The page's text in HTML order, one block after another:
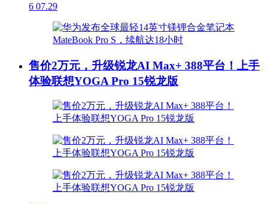
6 07.29
售价2万元，升级锐龙AI Max+ 388平台！上手
体验联想YOGA Pro 15锐龙版